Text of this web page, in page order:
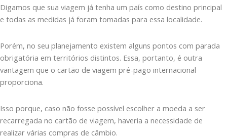
Digamos que sua viagem já tenha um país como destino principal
e todas as medidas já foram tomadas para essa localidade.
Porém, no seu planejamento existem alguns pontos com parada
obrigatória em territórios distintos. Essa, portanto, é outra
vantagem que o cartão de viagem pré-pago internacional
proporciona.
Isso porque, caso não fosse possível escolher a moeda a ser
recarregada no cartão de viagem, haveria a necessidade de
realizar várias compras de câmbio.